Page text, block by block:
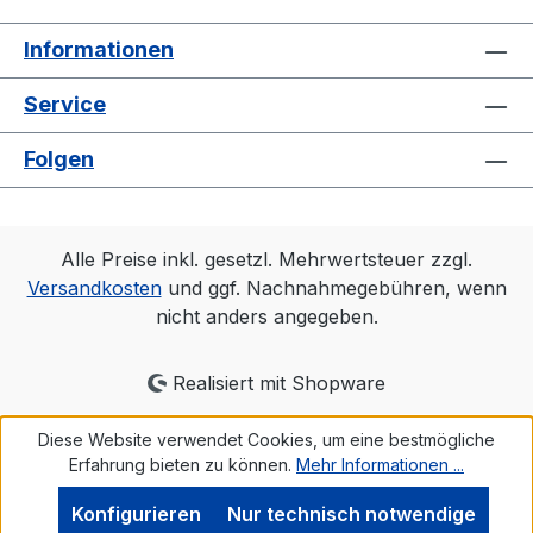
#RINGGESPONNEN Schwerer Stoff 290
g/m² #windundwetter
Informationen
Service
Folgen
Alle Preise inkl. gesetzl. Mehrwertsteuer zzgl.
Versandkostenund ggf. Nachnahmegebühren, wenn
nicht anders angegeben.
Realisiert mit Shopware
Diese Website verwendet Cookies, um eine bestmögliche
Erfahrung bieten zu können. Mehr Informationen ...
Nur technisch notwendige
Konfigurieren